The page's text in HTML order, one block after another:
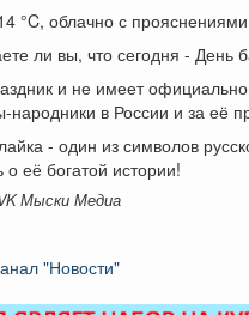
°C, облачно с
ли вы, что сегодня - День
и не имеет
в России и за её
- один из символов
о её богатой истории!
Мыски Медиа
"Новости"